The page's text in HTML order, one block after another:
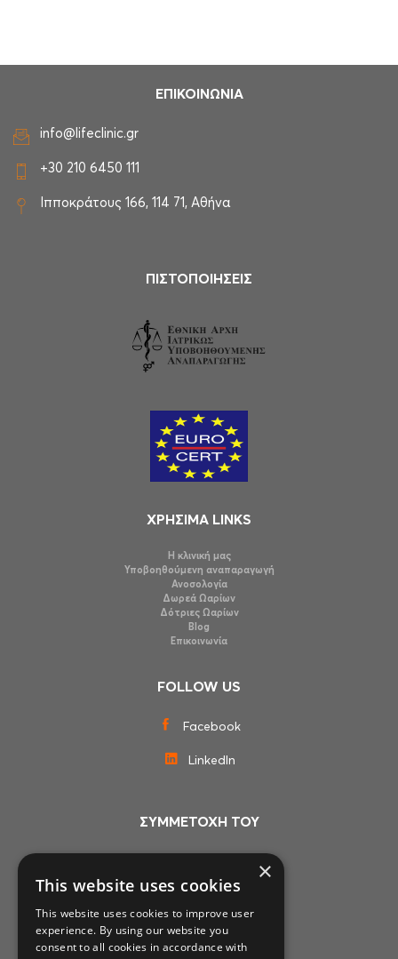
ΕΠΙΚΟΙΝΩΝΙΑ
info@lifeclinic.gr
+30 210 6450 111
Ιπποκράτους 166, 114 71, Αθήνα
ΠΙΣΤΟΠΟΙΗΣΕΙΣ
ΧΡΗΣΙΜΑ LINKS
Η κλινική μας
Υποβοηθούμενη αναπαραγωγή
Ανοσολογία
Δωρεά Ωαρίων
Δότριες Ωαρίων
Blog
Επικοινωνία
FOLLOW US
Facebook
LinkedIn
ΣΥΜΜΕΤΟΧΗ ΤΟΥ
×
This website uses cookies
This website uses cookies to improve user
experience. By using our website you
consent to all cookies in accordance with